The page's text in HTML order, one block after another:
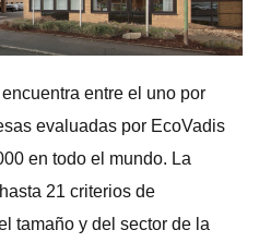
entre el uno por
evaluadas por EcoVadis
en todo el mundo. La
21 criterios de
tamaño y del sector de la